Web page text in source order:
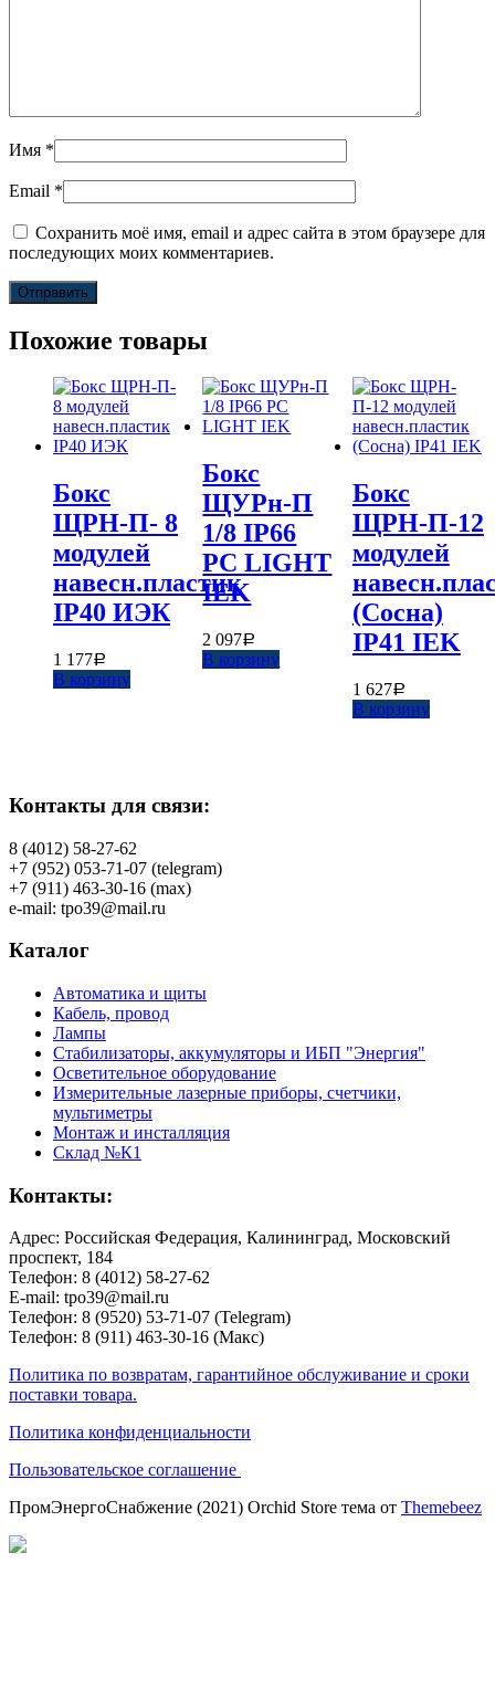
Имя *
Email *
Сохранить моё имя, email и адрес сайта в этом браузере для
последующих моих комментариев.
Похожие товары
Бокс
ЩРН-П- 8
модулей
навесн.пластик
IP40 ИЭК
1 177Р
В корзину
Бокс
ЩУРн-П
1/8 IP66
PC LIGHT
IEK
2 097Р
В корзину
Бокс
ЩРН-П-12
модулей
(Сосна)
IP41 IEK
1 627Р
В корзину
Контакты для связи:
8 (4012) 58-27-62
+7 (952) 053-71-07 (telegram)
+7 (911) 463-30-16 (max)
e-mail: tpo39@mail.ru
Каталог
Автоматика и щиты
Кабель, провод
Лампы
Стабилизаторы, аккумуляторы и ИБП "Энергия"
Осветительное оборудование
Измерительные лазерные приборы, счетчики,
мультиметры
Монтаж и инсталляция
Склад №К1
Контакты:
Адрес: Российская Федерация, Калининград, Московский
проспект, 184
Телефон: 8 (4012) 58-27-62
E-mail: tpo39@mail.ru
Телефон: 8 (9520) 53-71-07 (Telegram)
Телефон: 8 (911) 463-30-16 (Макс)
Политика по возвратам, гарантийное обслуживание и сроки
поставки товара.
Политика конфиденциальности
Пользовательское соглашение
ПромЭнергоСнабжение (2021) Orchid Store тема от Themebeez